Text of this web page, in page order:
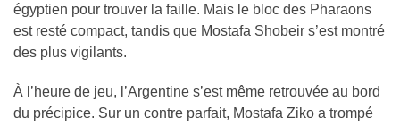
égyptien pour trouver la faille. Mais le bloc des Pharaons
est resté compact, tandis que Mostafa Shobeir s’est montré
des plus vigilants.
À l’heure de jeu, l’Argentine s’est même retrouvée au bord
du précipice. Sur un contre parfait, Mostafa Ziko a trompé